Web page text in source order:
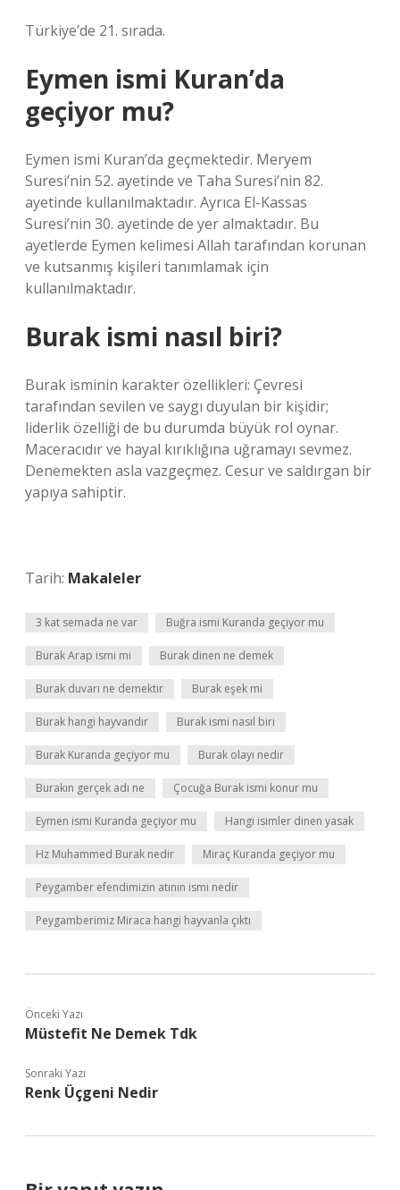
Türkiye’de 21. sırada.
Eymen ismi Kuran’da
geçiyor mu?
Eymen ismi Kuran’da geçmektedir. Meryem
Suresi’nin 52. ayetinde ve Taha Suresi’nin 82.
ayetinde kullanılmaktadır. Ayrıca El-Kassas
Suresi’nin 30. ayetinde de yer almaktadır. Bu
ayetlerde Eymen kelimesi Allah tarafından korunan
ve kutsanmış kişileri tanımlamak için
kullanılmaktadır.
Burak ismi nasıl biri?
Burak isminin karakter özellikleri: Çevresi
tarafından sevilen ve saygı duyulan bir kişidir;
liderlik özelliği de bu durumda büyük rol oynar.
Maceracıdır ve hayal kırıklığına uğramayı sevmez.
Denemekten asla vazgeçmez. Cesur ve saldırgan bir
yapıya sahiptir.
Tarih: Makaleler
3 kat semada ne var Buğra ismi Kuranda geçiyor mu
Burak Arap ismi mi Burak dinen ne demek
Burak duvarı ne demektir Burak eşek mi
Burak hangi hayvandır Burak ismi nasıl biri
Burak Kuranda geçiyor mu Burak olayı nedir
Burakın gerçek adı ne Çocuğa Burak ismi konur mu
Eymen ismi Kuranda geçiyor mu Hangi isimler dinen yasak
Hz Muhammed Burak nedir Miraç Kuranda geçiyor mu
Peygamber efendimizin atının ismi nedir
Peygamberimiz Miraca hangi hayvanla çıktı
Önceki Yazı
Müstefit Ne Demek Tdk
Sonraki Yazı
Renk Üçgeni Nedir